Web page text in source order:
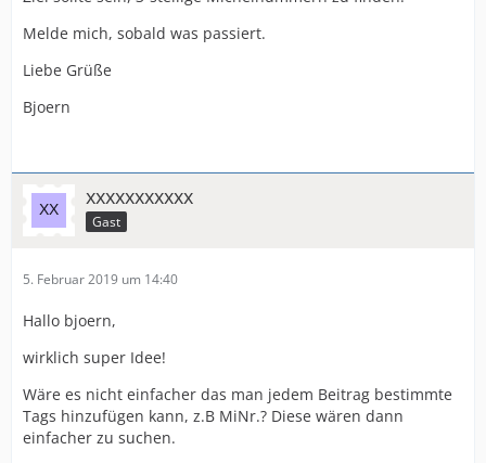
Melde mich, sobald was passiert.
Liebe Grüße
Bjoern
xxxxxxxxxxx
Gast
5. Februar 2019 um 14:40
Hallo bjoern,
wirklich super Idee!
Wäre es nicht einfacher das man jedem Beitrag bestimmte
Tags hinzufügen kann, z.B MiNr.? Diese wären dann
einfacher zu suchen.